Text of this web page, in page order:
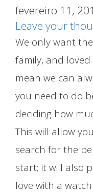
fevereiro 11,
Leave your
We only want
family, and
mean we can
you need to do
deciding how
This will allow
search for the
start; it will also
love with a